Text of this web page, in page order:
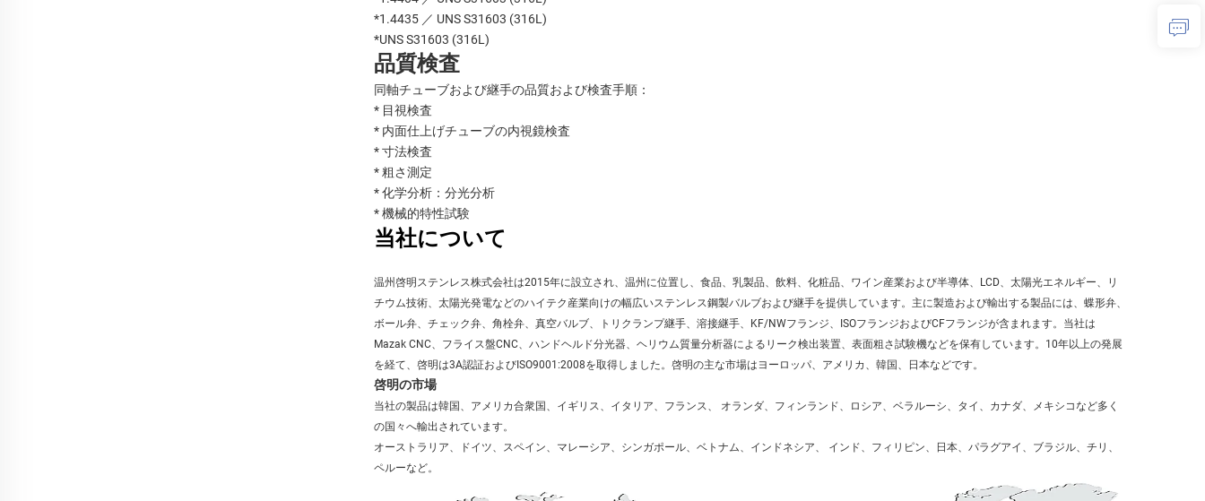
*1.4435 ／ UNS S31603 (316L)
*UNS S31603 (316L)
品質検査
同軸チューブおよび継手の品質および検査手順：
* 目視検査
* 内面仕上げチューブの内視鏡検査
* 寸法検査
* 粗さ測定
* 化学分析：分光分析
* 機械的特性試験
当社について
温州啓明ステンレス株式会社は2015年に設立され、温州に位置し、食品、乳製品、飲料、化粧品、ワイン産業および半導体、LCD、太陽光エネルギー、リ
チウム技術、太陽光発電などのハイテク産業向けの幅広いステンレス鋼製バルブおよび継手を提供しています。主に製造および輸出する製品には、蝶形弁、
ボール弁、チェック弁、角栓弁、真空バルブ、トリクランプ継手、溶接継手、KF/NWフランジ、ISOフランジおよびCFフランジが含まれます。当社は
Mazak CNC、フライス盤CNC、ハンドヘルド分光器、ヘリウム質量分析器によるリーク検出装置、表面粗さ試験機などを保有しています。10年以上の発展
を経て、啓明は3A認証およびISO9001:2008を取得しました。啓明の主な市場はヨーロッパ、アメリカ、韓国、日本などです。
啓明の市場
当社の製品は韓国、アメリカ合衆国、イギリス、イタリア、フランス、 オランダ、フィンランド、ロシア、ベラルーシ、タイ、カナダ、メキシコなど多く
の国々へ輸出されています。
オーストラリア、ドイツ、スペイン、マレーシア、シンガポール、ベトナム、インドネシア、 インド、フィリピン、日本、パラグアイ、ブラジル、チリ、
ペルーなど。